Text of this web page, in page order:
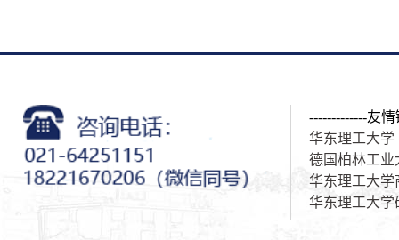
-------------友
华东理工大学
德国柏林工业
华东理工大学
华东理工大学